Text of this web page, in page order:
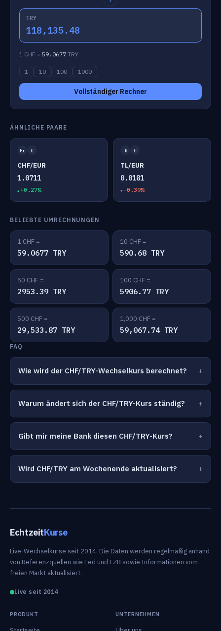
TRY
118,135.48
1 CHF = 59.0677 TRY
1 10 100 1000
Vollständiger Rechner
ÄHNLICHE PAARE
Fr €
CHF/EUR
1.0711
+0.27%
₺ €
TL/EUR
0.0181
-0.39%
BELIEBTE UMRECHNUNGEN
1 CHF =
59.0677 TRY
10 CHF =
590.68 TRY
50 CHF =
2953.39 TRY
100 CHF =
5906.77 TRY
500 CHF =
29,533.87 TRY
1,000 CHF =
59,067.74 TRY
FAQ
Wie wird der CHF/TRY-Wechselkurs berechnet?
Warum ändert sich der CHF/TRY-Kurs ständig?
Gibt mir meine Bank diesen CHF/TRY-Kurs?
Wird CHF/TRY am Wochenende aktualisiert?
EchtzeitKurse
Live-Wechselkurse seit 2014. Die Daten werden regelmäßig anhand
von Referenzquellen wie Fed und EZB sowie Informationen vom
freien Markt aktualisiert.
Live seit 2014
PRODUKT UNTERNEHMEN